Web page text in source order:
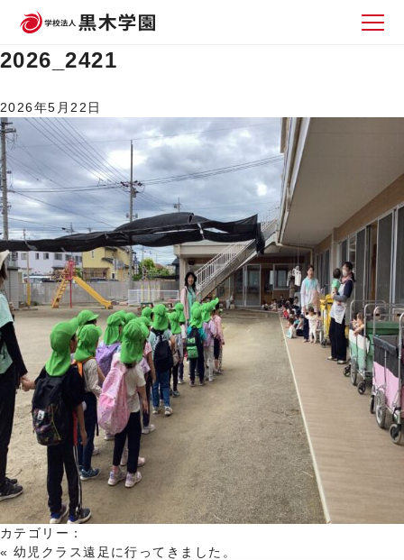
2026_2421
2026年5月22日
カテゴリー：
« 幼児クラス遠足に行ってきました。